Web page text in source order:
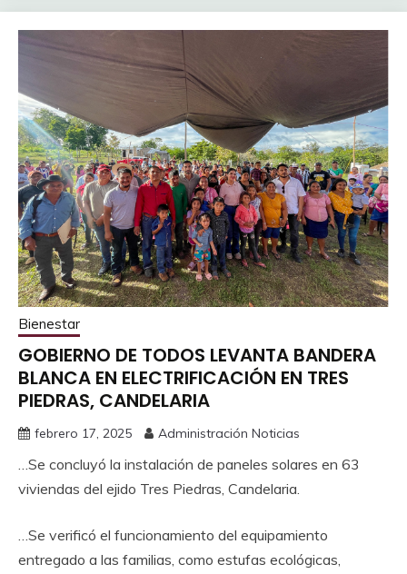
Bienestar
GOBIERNO DE TODOS LEVANTA BANDERA
BLANCA EN ELECTRIFICACIÓN EN TRES
PIEDRAS, CANDELARIA
febrero 17, 2025 Administración Noticias
…Se concluyó la instalación de paneles solares en 63
viviendas del ejido Tres Piedras, Candelaria.
…Se verificó el funcionamiento del equipamiento
entregado a las familias, como estufas ecológicas,